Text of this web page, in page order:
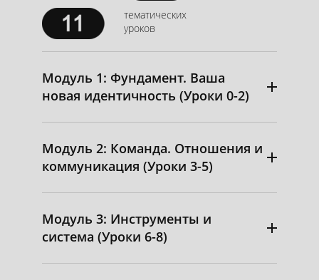
тематических
уроков
Модуль 1: Фундамент. Ваша
новая идентичность (Уроки 0-2)
Модуль 2: Команда. Отношения и
коммуникация (Уроки 3-5)
Модуль 3: Инструменты и
система (Уроки 6-8)